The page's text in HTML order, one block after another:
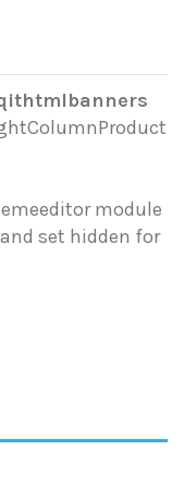
module
set hidden for